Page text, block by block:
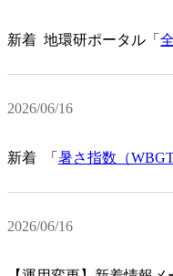
新着 地環研ポータル「
2026/06/16
新着 「 暑さ指数（
2026/06/16